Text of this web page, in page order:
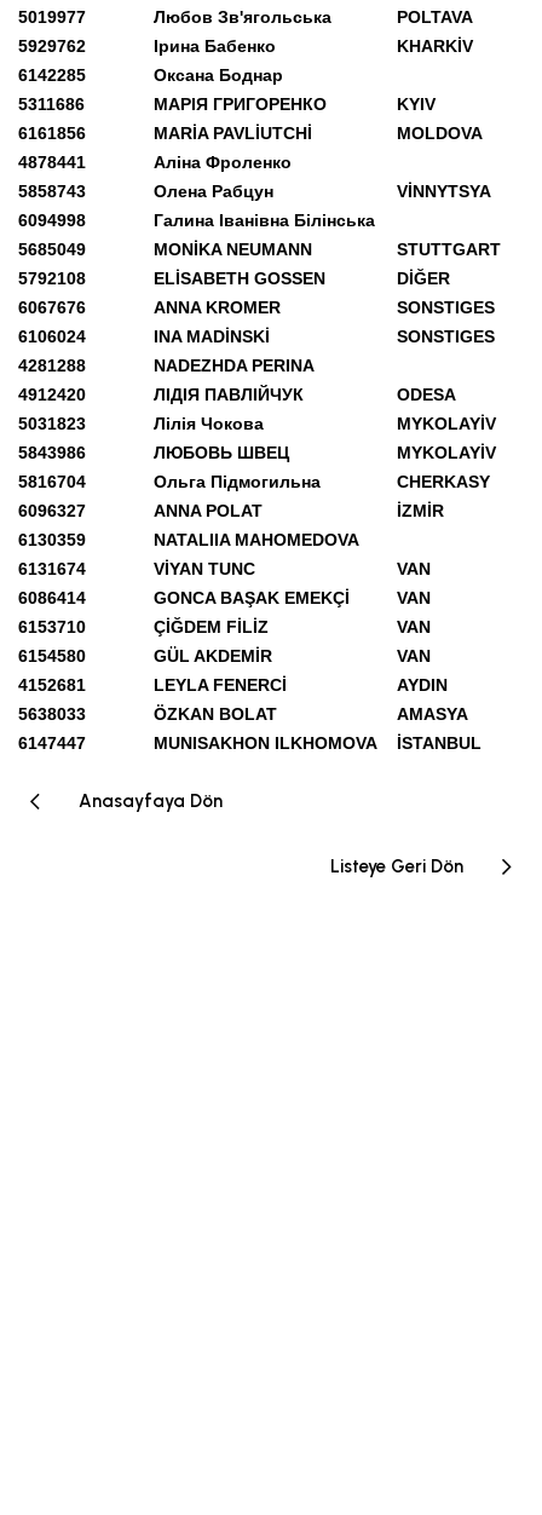
5019977
Любов Зв'ягольська
POLTAVA
5929762
Ірина Бабенко
KHARKİV
6142285
Оксана Боднар
5311686
МАРІЯ ГРИГОРЕНКО
KYIV
6161856
MARİA PAVLİUTCHİ
MOLDOVA
4878441
Аліна Фроленко
5858743
Олена Рабцун
VİNNYTSYA
6094998
Галина Іванівна Білінська
5685049
MONİKA NEUMANN
STUTTGART
5792108
ELİSABETH GOSSEN
DİĞER
6067676
АNNA KROMER
SONSTIGES
6106024
INA MADİNSKİ
SONSTIGES
4281288
NADEZHDA PERINA
4912420
ЛІДІЯ ПАВЛІЙЧУК
ODESA
5031823
Лілія Чокова
MYKOLAYİV
5843986
ЛЮБОВЬ ШВЕЦ
MYKOLAYİV
5816704
Ольга Підмогильна
CHERKASY
6096327
ANNA POLAT
İZMİR
6130359
NATALIIA MAHOMEDOVA
6131674
VİYAN TUNC
VAN
6086414
GONCA BAŞAK EMEKÇİ
VAN
6153710
ÇİĞDEM FİLİZ
VAN
6154580
GÜL AKDEMİR
VAN
4152681
LEYLA FENERCİ
AYDIN
5638033
ÖZKAN BOLAT
AMASYA
6147447
MUNISAKHON ILKHOMOVA İSTANBUL
Anasayfaya Dön
Listeye Geri Dön